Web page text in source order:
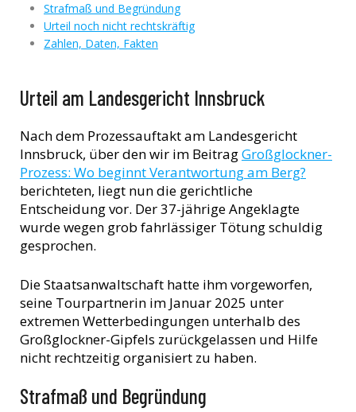
Strafmaß und Begründung
Urteil noch nicht rechtskräftig
Zahlen, Daten, Fakten
Urteil am Landesgericht Innsbruck
Nach dem Prozessauftakt am Landesgericht
Innsbruck, über den wir im BeitragGroßglockner-
Prozess: Wo beginnt Verantwortung am Berg?
berichteten, liegt nun die gerichtliche
Entscheidung vor. Der 37-jährige Angeklagte
wurde wegen grob fahrlässiger Tötung schuldig
gesprochen.
Die Staatsanwaltschaft hatte ihm vorgeworfen,
seine Tourpartnerin im Januar 2025 unter
extremen Wetterbedingungen unterhalb des
Großglockner-Gipfels zurückgelassen und Hilfe
nicht rechtzeitig organisiert zu haben.
Strafmaß und Begründung